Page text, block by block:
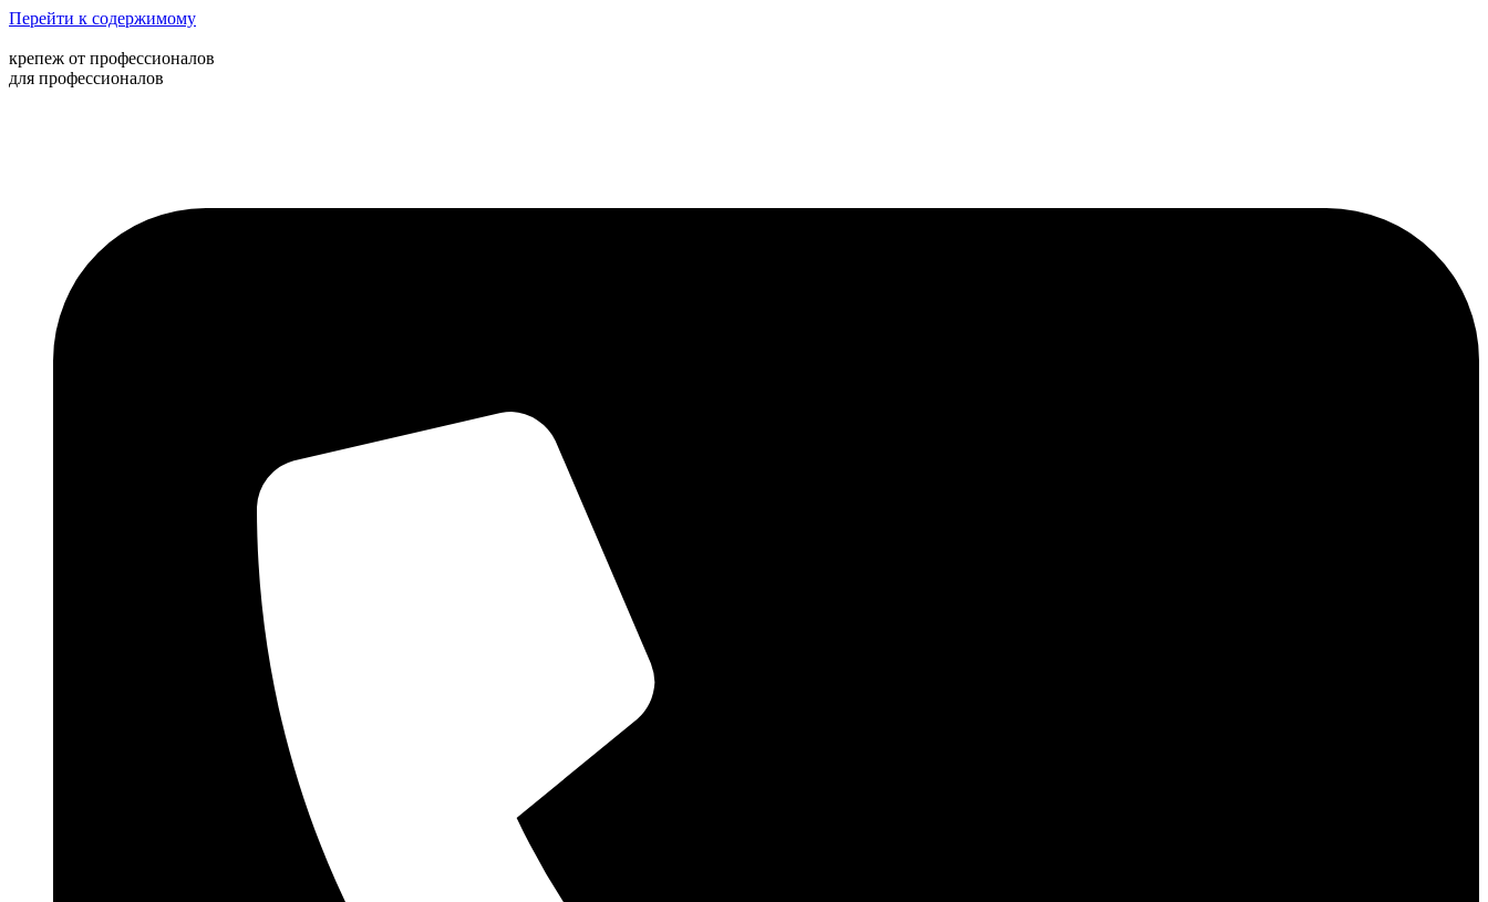
Перейти к содержимому
крепеж от профессионалов
для профессионалов